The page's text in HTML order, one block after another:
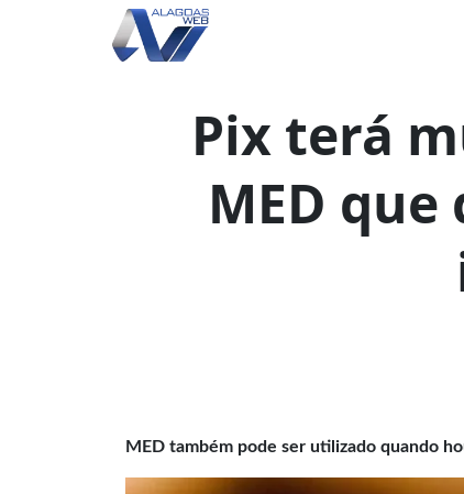
Pix terá
MED
MED também pode ser utilizado quando